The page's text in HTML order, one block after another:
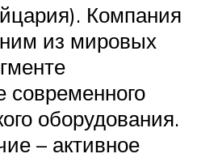
Компания
из мировых
современного
оборудования.
– активное